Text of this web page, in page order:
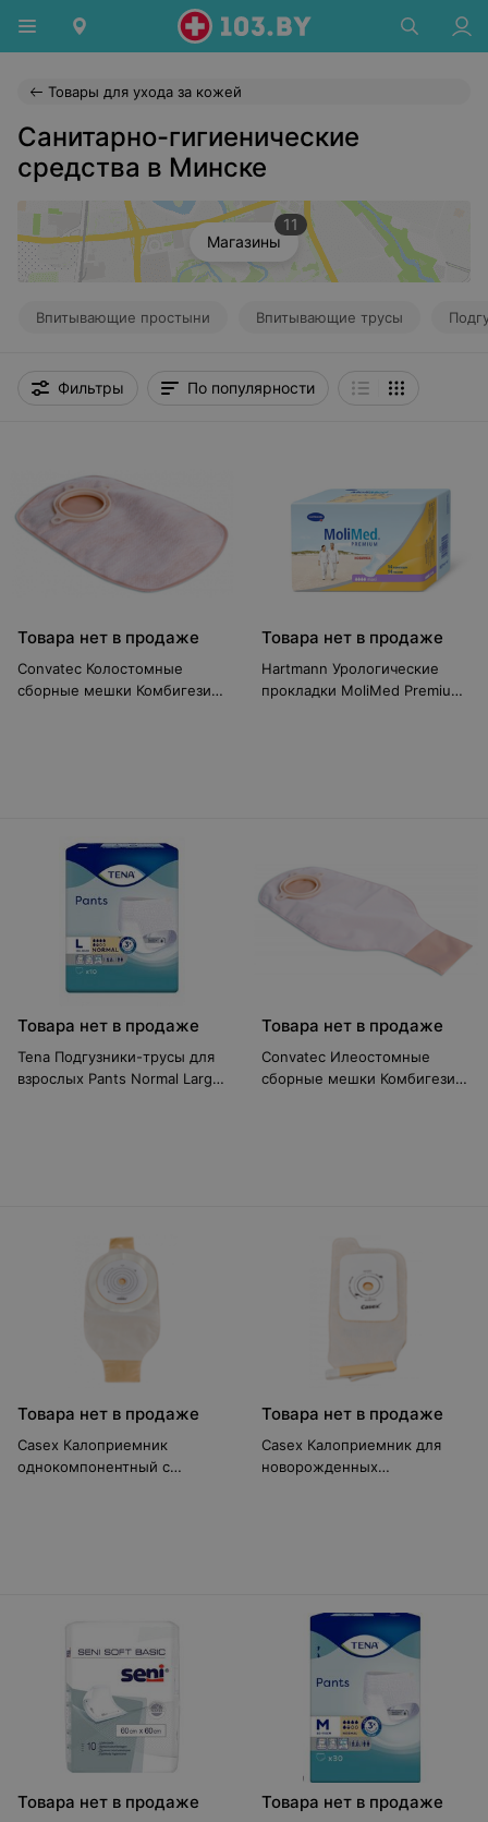
Товары для ухода за кожей
Санитарно-гигиенические
средства в Минске
Магазины
11
Впитывающие простыни Впитывающие трусы
Фильтры По популярности
Товара нет в продаже
Convatec Колостомные
сборные мешки Комбигезив
Товара нет в продаже
Hartmann Урологические
прокладки MoliMed Premium
Товара нет в продаже
Tena Подгузники-трусы для
взрослых Pants Normal Large
Товара нет в продаже
Convatec Илеостомные
сборные мешки Комбигезив
Товара нет в продаже
Casex Калоприемник
однокомпонентный с
Товара нет в продаже
Casex Калоприемник для
новорожденных
Товара нет в продаже Товара нет в продаже